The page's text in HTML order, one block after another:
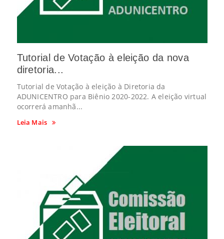
Tutorial de Votação à eleição da nova
diretoria...
Tutorial de Votação à eleição à Diretoria da
ADUNICENTRO para Biênio 2020-2022. A eleição virtual
ocorrerá amanhã...
Leia Mais